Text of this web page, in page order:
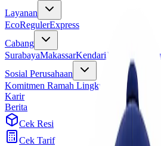
Layanan
EcoRegulerExpress
Cabang
SurabayaMakassarKendariJayapura
Sosial Perusahaan
Komitmen Ramah Lingkungan
Program
Karir
Berita
Cek Resi
Cek Tarif